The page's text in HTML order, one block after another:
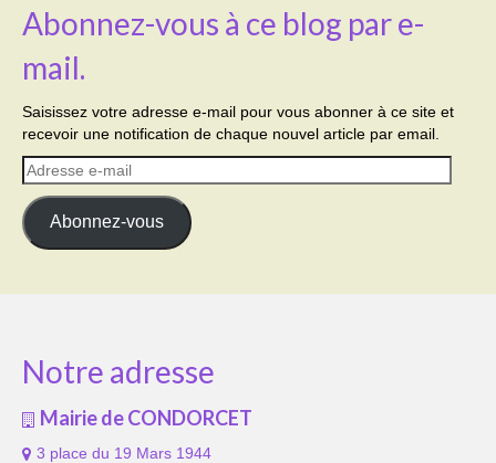
Abonnez-vous à ce blog par e-
mail.
Saisissez votre adresse e-mail pour vous abonner à ce site et
recevoir une notification de chaque nouvel article par email.
Adresse
e-
mail
Abonnez-vous
Notre adresse
Mairie de CONDORCET
3 place du 19 Mars 1944